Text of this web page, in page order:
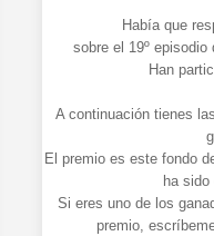
Había que
sobre el 19º episodio
Han
A continuación tienes
El premio es este fondo
ha
Si eres uno de los
premio,